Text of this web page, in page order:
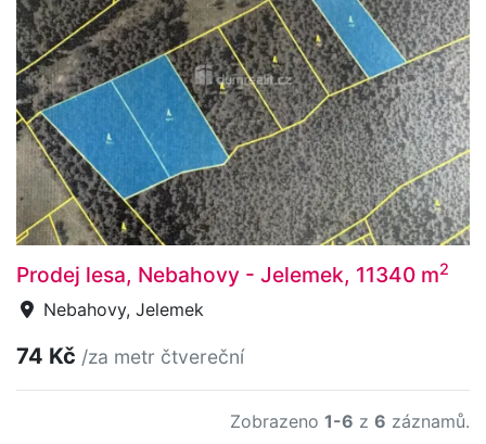
Prodej lesa, Nebahovy - Jelemek, 11340 m2
Nebahovy, Jelemek
74 Kč /za metr čtvereční
Zobrazeno 1-6 z 6 záznamů.